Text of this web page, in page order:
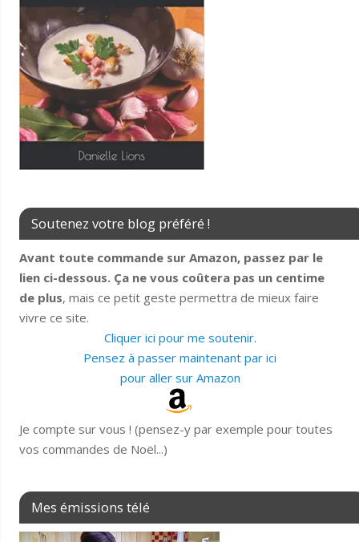
Soutenez votre blog préféré !
Avant toute commande sur Amazon, passez par le
lien ci-dessous. Ça ne vous coûtera pas un centime
de plus, mais ce petit geste permettra de mieux faire
vivre ce site.
Cliquer ici pour me soutenir.
Pensez à passer maintenant par ici
pour aller sur Amazon
Je compte sur vous ! (pensez-y par exemple pour toutes
vos commandes de Noël...)
Mes émissions télé